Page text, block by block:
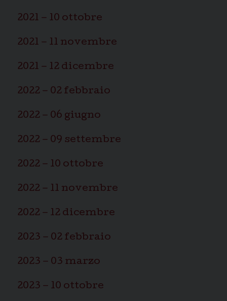
2021 – 10 ottobre
2021 – 11 novembre
2021 – 12 dicembre
2022 – 02 febbraio
2022 – 06 giugno
2022 – 09 settembre
2022 – 10 ottobre
2022 – 11 novembre
2022 – 12 dicembre
2023 – 02 febbraio
2023 – 03 marzo
2023 – 10 ottobre